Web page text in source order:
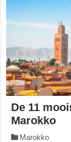
De 11
Marokko
Marokko